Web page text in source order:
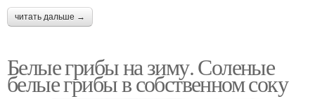
читать дальше →
Белые грибы на зиму. Соленые
белые грибы в собственном соку